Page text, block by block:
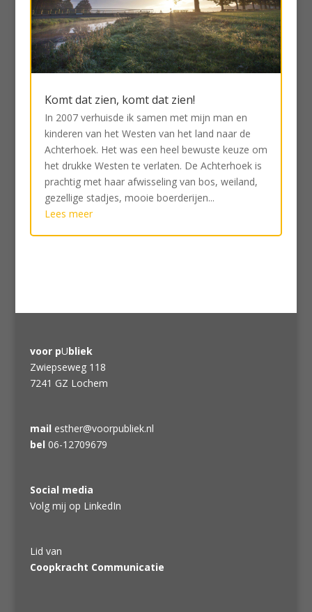
Komt dat zien, komt dat zien!
In 2007 verhuisde ik samen met mijn man en
kinderen van het Westen van het land naar de
Achterhoek. Het was een heel bewuste keuze om
het drukke Westen te verlaten. De Achterhoek is
prachtig met haar afwisseling van bos, weiland,
gezellige stadjes, mooie boerderijen...
Lees meer
voor pUbliek
Zwiepseweg 118
7241 GZ Lochem
mail esther@voorpubliek.nl
bel 06-12709679
Social media
Volg mij op LinkedIn
Lid van
Coopkracht Communicatie